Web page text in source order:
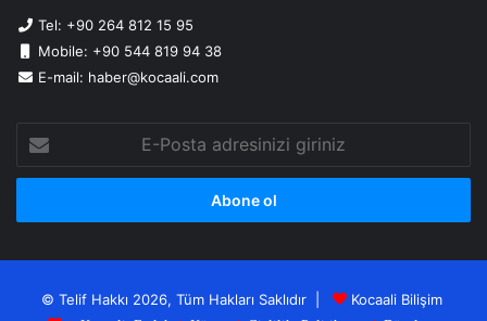
Tel: +90 264 812 15 95
Mobile: +90 544 819 94 38
E-mail: haber@kocaali.com
Posta
adresinizi
© Telif Hakkı 2026, Tüm Hakları Saklıdır | Kocaali Bilişim